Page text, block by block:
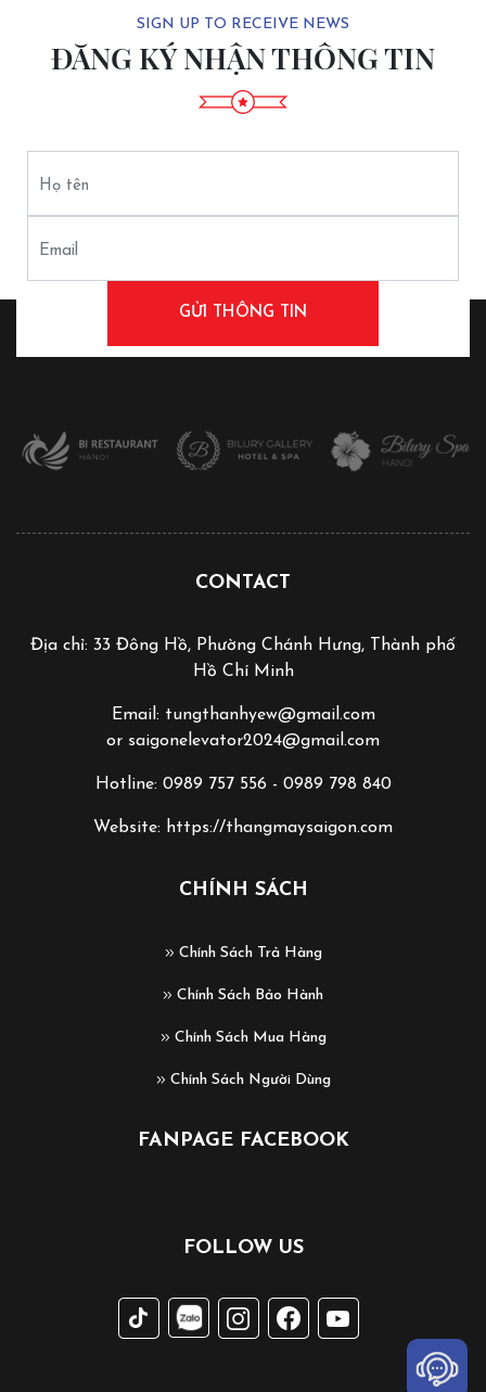
SIGN UP TO RECEIVE NEWS
ĐĂNG KÝ NHẬN THÔNG TIN
Họ tên
Email
CONTACT
Địa chỉ: 33 Đông Hồ, Phường Chánh Hưng, Thành phố
Hồ Chí Minh
Email: tungthanhyew@gmail.com
or saigonelevator2024@gmail.com
Hotline: 0989 757 556 - 0989 798 840
Website: https://thangmaysaigon.com
CHÍNH SÁCH
Chính Sách Trả Hàng
Chính Sách Bảo Hành
Chính Sách Mua Hàng
Chính Sách Người Dùng
FANPAGE FACEBOOK
FOLLOW US